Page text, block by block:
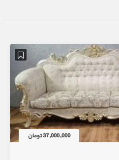
37,000,000 تومان